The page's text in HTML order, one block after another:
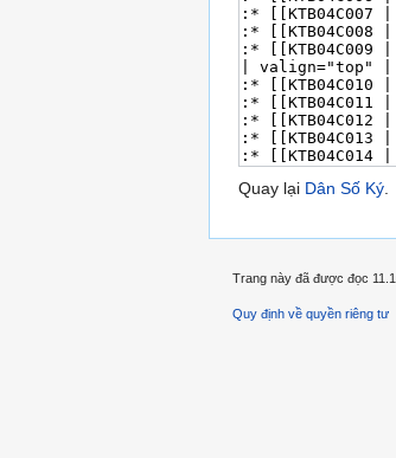
Quay lại Dân Số Ký.
Trang này đã được đọc
Quy định về quyền riêng tư